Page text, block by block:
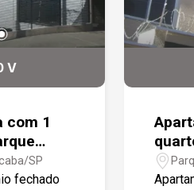
V
com 1
SP
fechado